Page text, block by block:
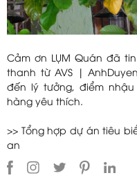
Cảm ơn LỤM Quán đã
thanh từ AVS |
đến lý tưởng, điểm
hàng yêu thích.
>> Tổng hợp dự án tiêu
an